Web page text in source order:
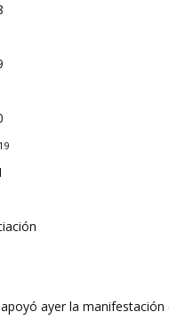
ayer la manifestación